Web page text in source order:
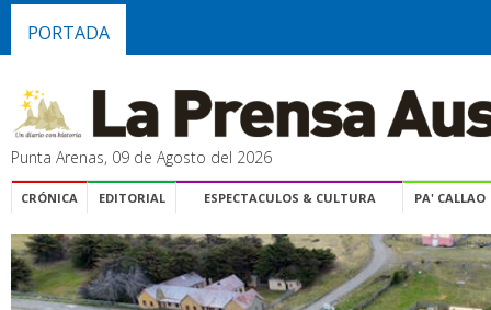
PORTADA
Punta Arenas, 09 de Agosto del 2026
CRÓNICA EDITORIAL ESPECTACULOS & CULTURA PA' CALLAO